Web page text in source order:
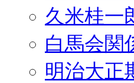
久米桂一
白馬会関
明治大正